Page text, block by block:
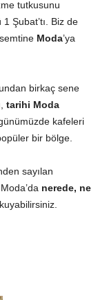
tutkusunu
Şubat’tı. Biz de
Moda’ya
birkaç sene
tarihi Moda
kafeleri
bir bölge.
sayılan
nerede, ne